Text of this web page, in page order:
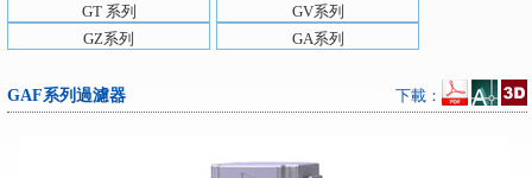
GT 系列
GV系列
GZ系列
GA系列
GAF系列過濾器 下載：